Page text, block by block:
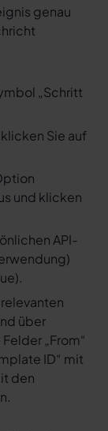
genau
„Schritt
Sie auf
und klicken
API-
über
„From“
ID“ mit
den